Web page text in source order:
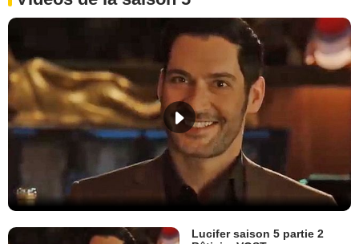
Lucifer saison 5 partie 2